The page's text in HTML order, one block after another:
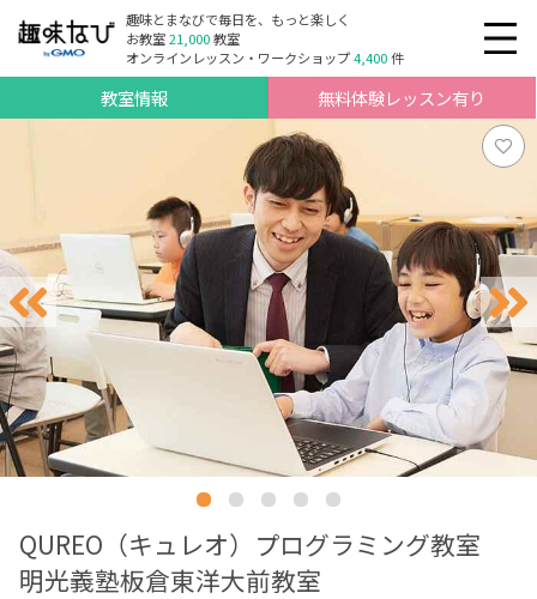
趣味とまなびで毎日を、もっと楽しく
お教室21,000教室
オンラインレッスン・ワークショップ4,400件
教室情報 無料体験レッスン有り
QUREO（キュレオ）プログラミング教室
明光義塾板倉東洋大前教室